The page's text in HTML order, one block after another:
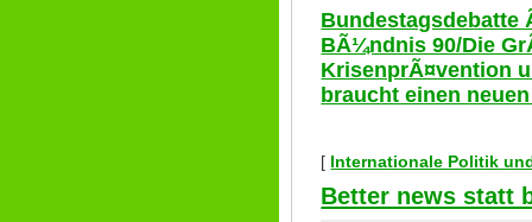
Bundestagsdebatte
BÃ¼ndnis 90/Die
KrisenprÃ¤vention
braucht einen
[ Internationale Politik
Better news statt